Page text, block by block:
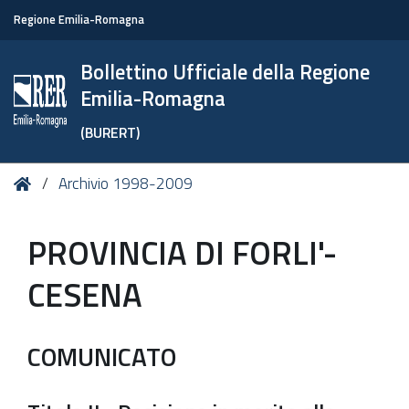
Regione Emilia-Romagna
Bollettino Ufficiale della Regione
Emilia-Romagna
(BURERT)
Tu HomeArchivio 1998-2009
PROVINCIA DI FORLI'-
CESENA
COMUNICATO